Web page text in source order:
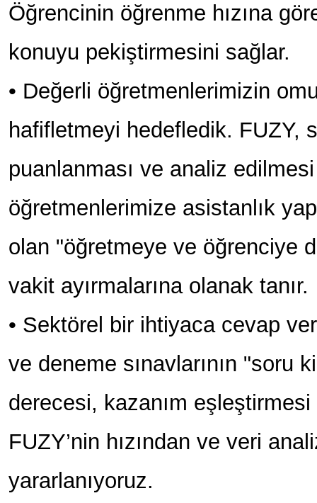
Öğrencinin öğrenme hızına
konuyu pekiştirmesini sağlar.
• Değerli öğretmenlerimizin
hafifletmeyi hedefledik. FUZY,
puanlanması ve analiz
öğretmenlerimize asistanlık
olan "öğretmeye ve öğrenciye
vakit ayırmalarına olanak tanır.
• Sektörel bir ihtiyaca cevap
ve deneme sınavlarının "soru
derecesi, kazanım
FUZY’nin hızından ve veri
yararlanıyoruz.